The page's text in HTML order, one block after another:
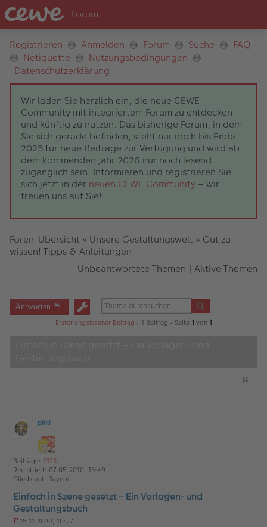
Registrieren Anmelden Forum Suche
FAQ
Netiquette
Nutzungsbedingungen
Datenschutzerklärung
Wir laden Sie herzlich ein, die neue CEWE
Community mit integriertem Forum zu entdecken
und künftig zu nutzen. Das bisherige Forum, in dem
Sie sich gerade befinden, steht nur noch bis Ende
2025 für neue Beiträge zur Verfügung und wird ab
dem kommenden Jahr 2026 nur noch lesend
zugänglich sein. Informieren und registrieren Sie
sich jetzt in der neuen CEWE Community – wir
freuen uns auf Sie!
Foren-Übersicht » Unsere Gestaltungswelt » Gut zu
wissen! Tipps & Anleitungen
Unbeantwortete Themen | Aktive Themen
Antworten
Erster ungelesener Beitrag • 1 Beitrag • Seite 1 von 1
O
ff
n
e
phili
Beiträge: 1323
Registriert: 07.05.2010, 13:49
Gliedstaat: Bayern
Einfach in Szene gesetzt – Ein Vorlagen- und
Gestaltungsbuch
15.11.2020, 10:27